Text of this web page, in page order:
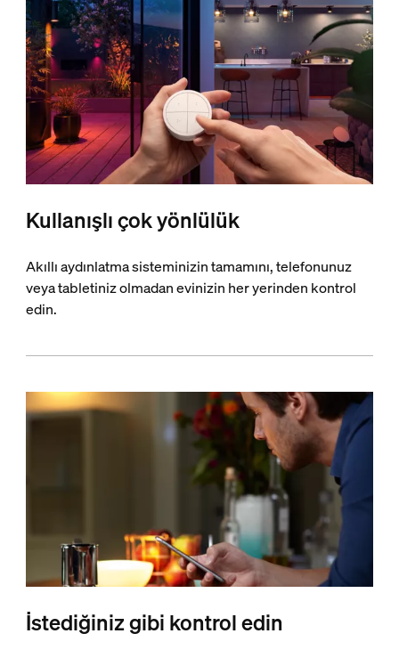
Kullanışlı çok yönlülük
Akıllı aydınlatma sisteminizin tamamını, telefonunuz
veya tabletiniz olmadan evinizin her yerinden kontrol
edin.
İstediğiniz gibi kontrol edin